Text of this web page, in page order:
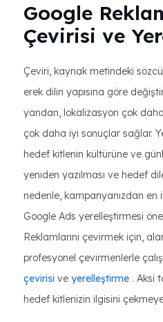
Google
Çevirisi ve
Çeviri, kaynak metindeki
erek dilin yapısına göre
yandan, lokalizasyon çok
çok daha iyi sonuçlar sağlar.
hedef kitlenin kültürüne ve
yeniden yazılması ve hedef
nedenle, kampanyanızdan en
Google Ads yerelleştirmesi
Reklamlarını çevirmek için,
profesyonel çevirmenlerle
çevirisi ve yerelleştirme . Aksi
hedef kitlenizin ilgisini